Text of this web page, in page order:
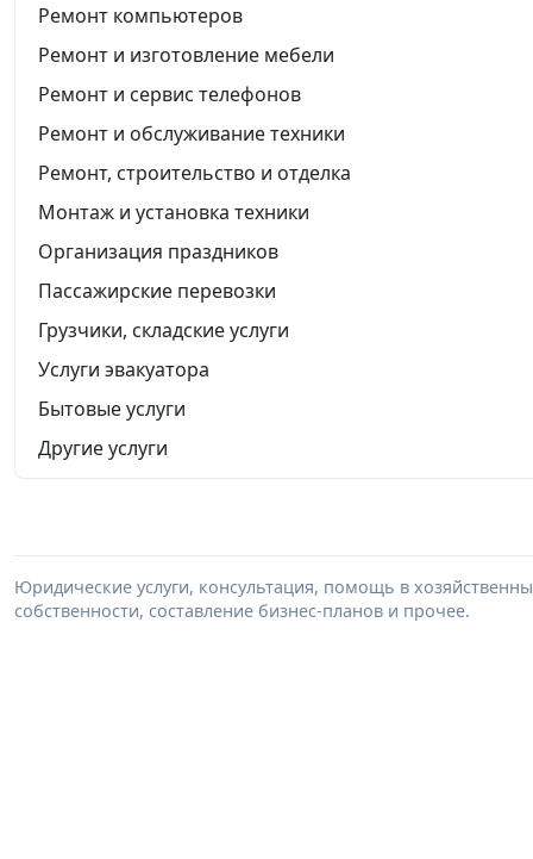
Ремонт компьютеров
Ремонт и изготовление мебели
Ремонт и сервис телефонов
Ремонт и обслуживание техники
Ремонт, строительство и отделка
Монтаж и установка техники
Организация праздников
Пассажирские перевозки
Грузчики, складские услуги
Услуги эвакуатора
Бытовые услуги
Другие услуги
Юридические услуги, консультация, помощь в
собственности, составление бизнес-планов и прочее.